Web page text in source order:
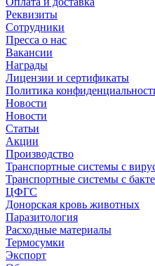
Реквизиты
Сотрудники
Пресса о нас
Вакансии
Награды
Лицензии и сертификаты
Политика
Новости
Новости
Статьи
Акции
Производство
Транспортные системы с
Транспортные системы с
ЦФГС
Донорская кровь животных
Паразитология
Расходные материалы
Термосумки
Экспорт